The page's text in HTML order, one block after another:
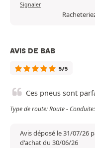
Signaler
AVIS DE BAB
5/5
Ces pneus sont
Type de route: Route -
Avis déposé le 31/07/26
d'achat du 30/06/26